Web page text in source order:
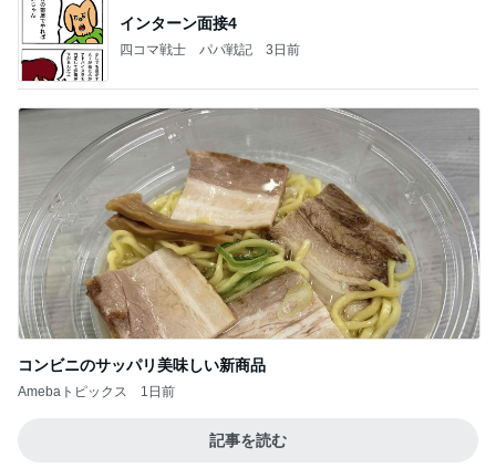
インターン面接4
四コマ戦士 パパ戦記 3日前
コンビニのサッパリ美味しい新商品
Amebaトピックス 1日前
記事を読む